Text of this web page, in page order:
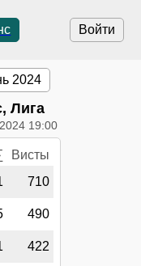
Войти
2024
Лига
19:00
Висты
710
490
422